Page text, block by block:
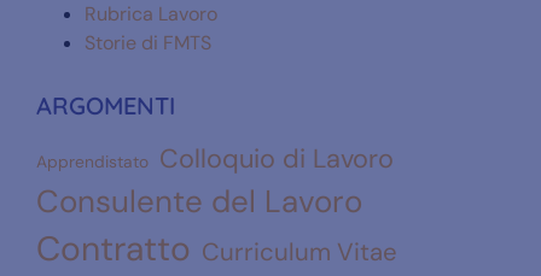
Rubrica Lavoro
Storie di FMTS
ARGOMENTI
Apprendistato Colloquio di Lavoro
Consulente del Lavoro
Contratto Curriculum Vitae